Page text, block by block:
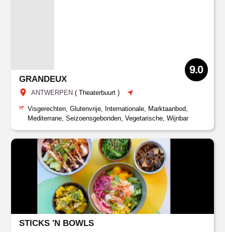
GRANDEUX
ANTWERPEN (Theaterbuurt )
9.0
Visgerechten, Glutenvrije, Internationale, Marktaanbod,
Mediterrane, Seizoensgebonden, Vegetarische, Wijnbar
STICKS 'N BOWLS